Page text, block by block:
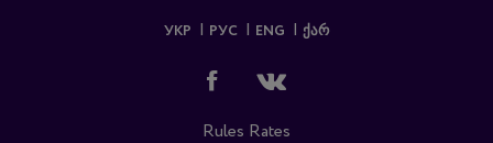
УКР РУС ENG ᲥᲐᲠ
Rules Rates